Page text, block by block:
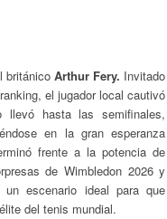
británicoArthur Fery. Invitado
el jugador local cautivó
llevó hasta las semifinales,
en la gran esperanza
frente a la potencia de
de Wimbledon 2026 y
escenario ideal para que
del tenis mundial.